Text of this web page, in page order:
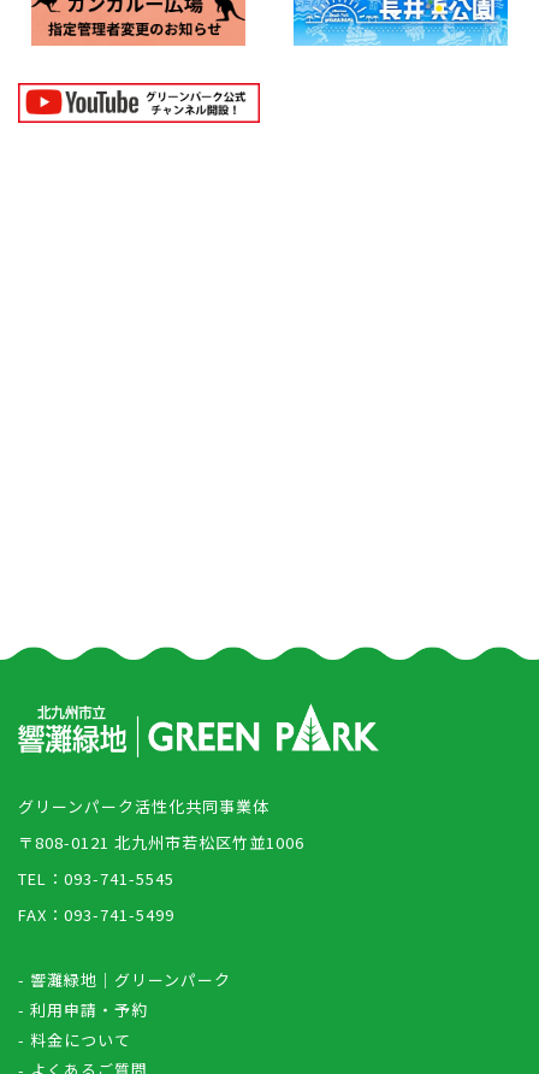
グリーンパーク活性化共同事業体
〒808-0121 北九州市若松区竹並1006
TEL：093-741-5545
FAX：093-741-5499
- 響灘緑地｜グリーンパーク
- 利用申請・予約
- 料金について